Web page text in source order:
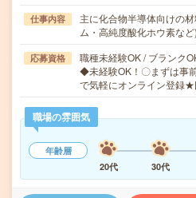
仕事内容
主に化合物半導体向けの
ム・高純度酸化ホウ素な
応募資格
職種未経験OK / ブランク
◆未経験OK！〇まずは事
で気軽にオンライン登録
職場の雰囲気
年齢層
20代
30代